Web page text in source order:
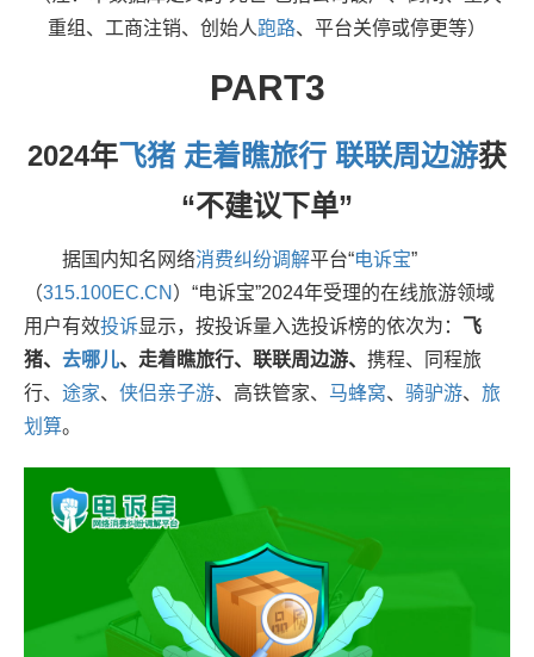
重组、工商注销、创始人跑路、平台关停或停更等）
PART3
2024年飞猪 走着瞧旅行 联联周边游获
“不建议下单”
据国内知名网络消费纠纷调解平台“电诉宝”
（315.100EC.CN ）“电诉宝”2024年受理的在线旅游领域
用户有效投诉显示，按投诉量入选投诉榜的依次为： 飞
猪、 去哪儿、走着瞧旅行、联联周边游、 携程、同程旅
行、 途家、 侠侣亲子游、高铁管家、 马蜂窝、 骑驴游、 旅
划算。